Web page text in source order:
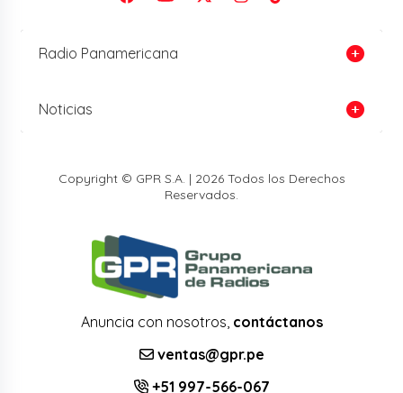
Radio Panamericana
Noticias
Copyright © GPR S.A. | 2026 Todos los Derechos
Reservados.
Anuncia con nosotros, contáctanos
ventas@gpr.pe
+51 997-566-067